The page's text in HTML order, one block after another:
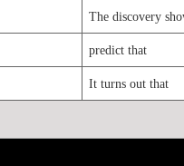
重要なのはも
りましょう。
ば、正解へた
てください。
野別ターゲッ
The discovery
predict that
It turns out that